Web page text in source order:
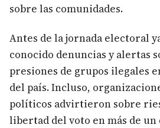
sobre las comunidades.
Antes de la jornada electoral
conocido denuncias y alertas
presiones de grupos ilegales
del país. Incluso,
políticos advirtieron sobre
libertad del voto en más de